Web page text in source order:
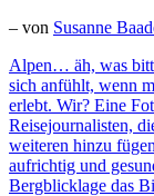
– von Susanne
Alpen… äh, was
sich anfühlt, wenn
erlebt. Wir? Eine
Reisejournalisten,
weiteren hinzu
aufrichtig und
Bergblicklage das